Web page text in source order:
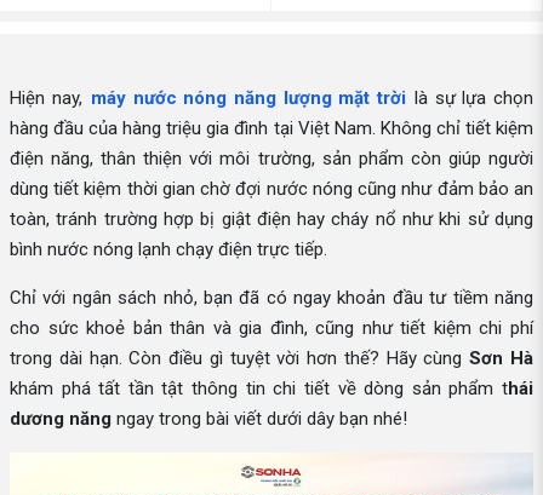
Hiện nay, máy nước nóng năng lượng mặt trời là sự lựa chọn
hàng đầu của hàng triệu gia đình tại Việt Nam. Không chỉ tiết kiệm
điện năng, thân thiện với môi trường, sản phẩm còn giúp người
dùng tiết kiệm thời gian chờ đợi nước nóng cũng như đảm bảo an
toàn, tránh trường hợp bị giật điện hay cháy nổ như khi sử dụng
bình nước nóng lạnh chạy điện trực tiếp.
Chỉ với ngân sách nhỏ, bạn đã có ngay khoản đầu tư tiềm năng
cho sức khoẻ bản thân và gia đình, cũng như tiết kiệm chi phí
trong dài hạn. Còn điều gì tuyệt vời hơn thế? Hãy cùngSơn Hà
khám phá tất tần tật thông tin chi tiết về dòng sản phẩm thái
dương năng ngay trong bài viết dưới dây bạn nhé!